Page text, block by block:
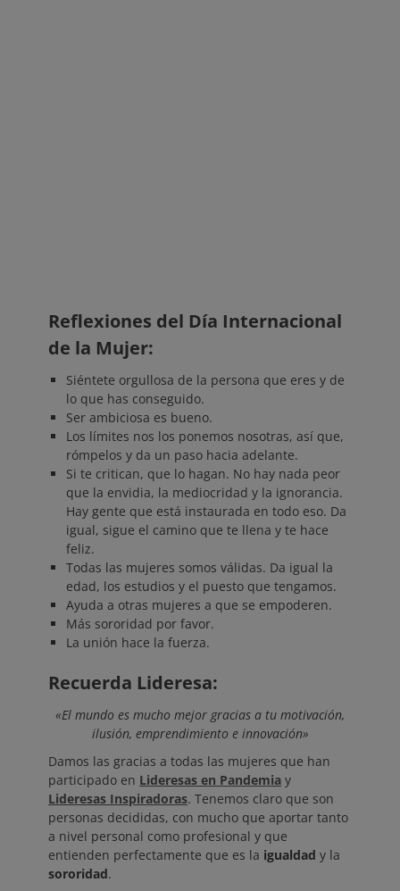
Reflexiones del Día Internacional
de la Mujer:
Siéntete orgullosa de la persona que eres y de
lo que has conseguido.
Ser ambiciosa es bueno.
Los límites nos los ponemos nosotras, así que,
rómpelos y da un paso hacia adelante.
Si te critican, que lo hagan. No hay nada peor
que la envidia, la mediocridad y la ignorancia.
Hay gente que está instaurada en todo eso. Da
igual, sigue el camino que te llena y te hace
feliz.
Todas las mujeres somos válidas. Da igual la
edad, los estudios y el puesto que tengamos.
Ayuda a otras mujeres a que se empoderen.
Más sororidad por favor.
La unión hace la fuerza.
Recuerda Lideresa:
«El mundo es mucho mejor gracias a tu motivación,
ilusión, emprendimiento e innovación»
Damos las gracias a todas las mujeres que han
participado en Lideresas en Pandemia y
Lideresas Inspiradoras. Tenemos claro que son
personas decididas, con mucho que aportar tanto
a nivel personal como profesional y que
entienden perfectamente que es la igualdad y la
sororidad.